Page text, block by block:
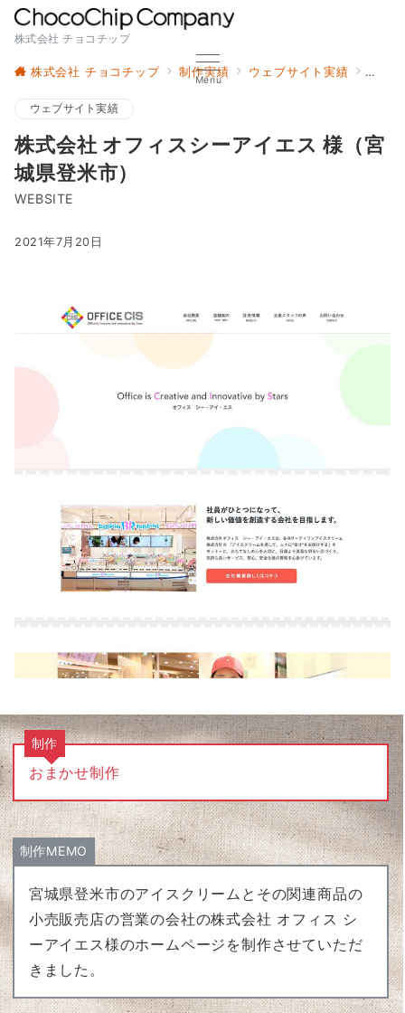
株式会社 チョコチップ
Menu
株式会社 チョコチップ 制作実績 ウェブサイト実績 株式
ウェブサイト実績
株式会社 オフィスシーアイエス 様（宮
城県登米市）
WEBSITE
2021年7月20日
制作
おまかせ制作
制作MEMO
宮城県登米市のアイスクリームとその関連商品の
小売販売店の営業の会社の株式会社 オフィス シ
ーアイエス様のホームページを制作させていただ
きました。